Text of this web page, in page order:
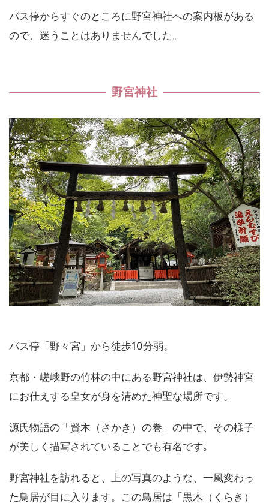
バス停からすぐのところに野宮神社への案内板がある
ので、迷うことはありませんでした。
野宮神社
バス停「野々宮」から徒歩10分弱。
京都・嵯峨野の竹林の中にある野宮神社は、伊勢神宮
にお仕えする皇女が身を清めた神聖な場所です。
源氏物語の「賢木（さかき）の巻」の中で、その様子
が美しく描写されていることでも有名です｡
野宮神社を訪れると、上の写真のような、一風変わっ
た鳥居が目に入ります。この鳥居は「黒木（くらき）